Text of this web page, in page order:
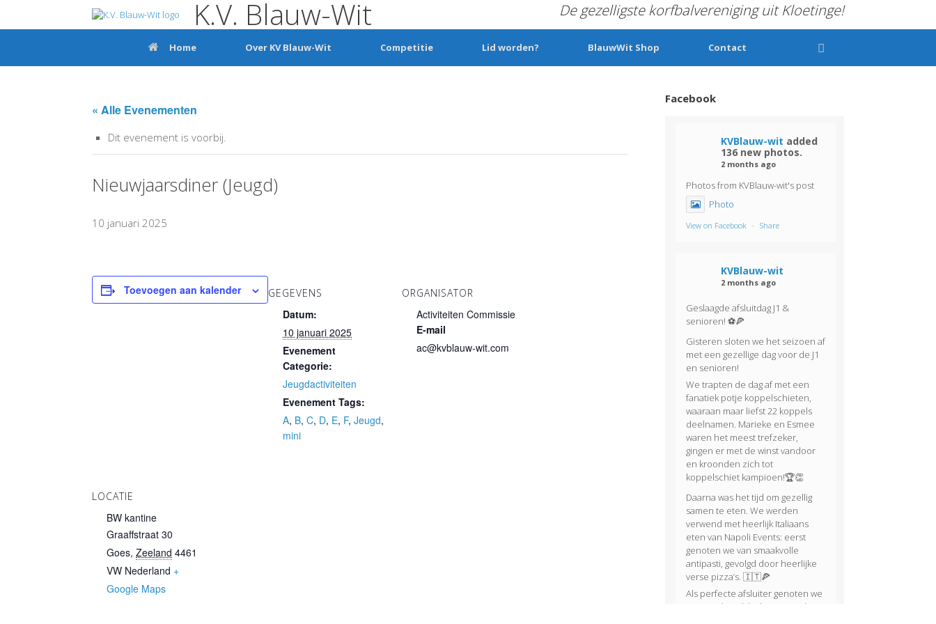
de
K.V. Blauw-Wit De gezelligste korfbalvereniging uit Kloetinge!
Home Over KV Blauw-Wit Competitie Lid worden? BlauwWit Shop Contact
« Alle Evenementen
Dit evenement is voorbij.
Nieuwjaarsdiner (Jeugd)
10 januari 2025
Toevoegen aan kalender GEGEVENS
Datum:
10 januari 2025
Evenement
Categorie:
Jeugdactiviteiten
Evenement Tags:
A, B, C, D, E, F, Jeugd,
mini
ORGANISATOR
Activiteiten Commissie
E-mail
ac@kvblauw-wit.com
LOCATIE
BW kantine
Graaffstraat 30
Goes, Zeeland 4461
VW Nederland +
Google Maps
Facebook
KVBlauw-wit added
136 new photos.
2 months ago
Photos from KVBlauw-wit's post
Photo
View on Facebook · Share
KVBlauw-wit
2 months ago
Geslaagde afsluitdag J1 &
senioren! ⚽🍕
Gisteren sloten we het seizoen af
met een gezellige dag voor de J1
en senioren!
We trapten de dag af met een
fanatiek potje koppelschieten,
waaraan maar liefst 22 koppels
deelnamen. Marieke en Esmee
waren het meest trefzeker,
gingen er met de winst vandoor
en kroonden zich tot
koppelschiet kampioen!🏆👏
Daarna was het tijd om gezellig
samen te eten. We werden
verwend met heerlijk Italiaans
eten van Napoli Events: eerst
genoten we van smaakvolle
antipasti, gevolgd door heerlijke
verse pizza’s. 🇮🇹🍕
Als perfecte afsluiter genoten we
van een heerlijke huisgemaakte